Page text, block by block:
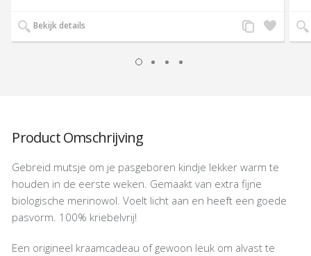
Bekijk details
Zet
op
Voeg
toe
Product Omschrijving
Gebreid mutsje om je pasgeboren kindje lekker warm te
houden in de eerste weken. Gemaakt van extra fijne
biologische merinowol. Voelt licht aan en heeft een goede
pasvorm. 100% kriebelvrij!
Een origineel kraamcadeau of gewoon leuk om alvast te